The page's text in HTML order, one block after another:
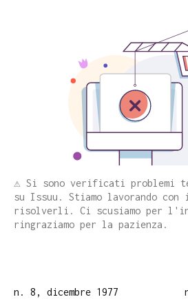
⚠️ Si sono verificati problemi
su Issuu. Stiamo lavorando
risolverli. Ci scusiamo per
ringraziamo per la pazienza.
n. 8, dicembre 1977